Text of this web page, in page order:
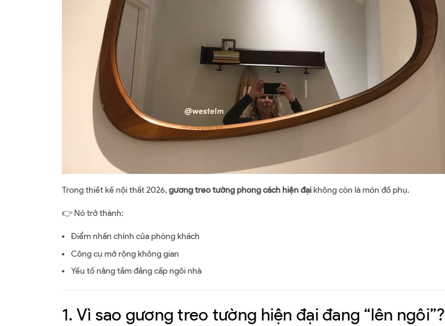
Trong thiết kế nội thất 2026,gương treo tường phong cách hiện đạikhông còn là món đồ phụ.
👉 Nó trở thành:
Điểm nhấn chính của phòng khách
Công cụ mở rộng không gian
Yếu tố nâng tầm đẳng cấp ngôi nhà
1. Vì sao gương treo tường hiện đại đang “lên ngôi”?